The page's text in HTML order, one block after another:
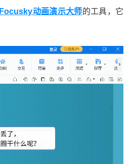
Focusky动画演示大师的工具，它